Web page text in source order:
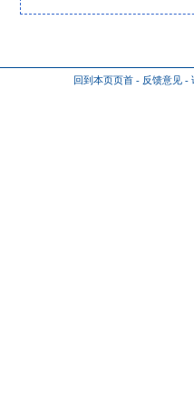
回到本页页首 - 反馈意见 -